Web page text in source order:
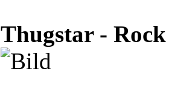
Thugstar -